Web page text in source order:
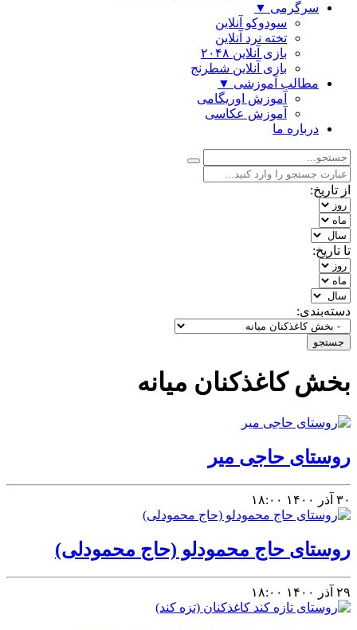
سرگرمی ▼
سودوکو آنلاین
تخته نرد آنلاین
بازی آنلاین ۲۰۴۸
بازی آنلاین شطرنج
مطالب آموزشی ▼
آموزش اوریگامی
آموزش عکاسی
درباره ما
از تاریخ:
تا تاریخ:
دسته‌بندی:
جستجو
بخش کاغذکنان میانه
روستای حاجی میر
۳۰ آذر ۱۴۰۰ ۱۸:۰۰
روستای حاج محمودلو (حاج محمودلی)
۲۹ آذر ۱۴۰۰ ۱۸:۰۰